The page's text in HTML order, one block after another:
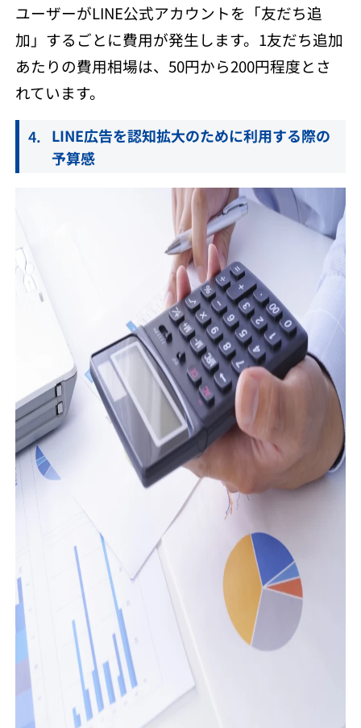
ユーザーがLINE公式アカウントを「友だち追
加」するごとに費用が発生します。1友だち追加
あたりの費用相場は、50円から200円程度とさ
れています。
LINE広告を認知拡大のために利用する際の
予算感